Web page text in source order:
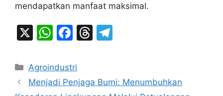
mendapatkan manfaat maksimal.
X
W
at
s
F
c
e
T
a gr
Categories
Agroindustri
Menjadi Penjaga Bumi: Menumbuhkan